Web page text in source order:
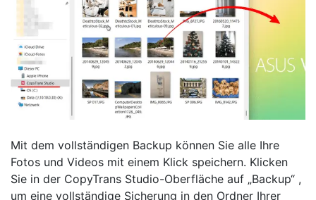
Mit dem vollständigen Backup können Sie alle Ihre
Fotos und Videos mit einem Klick speichern. Klicken
Sie in der CopyTrans Studio-Oberfläche auf „Backup“ ,
um eine vollständige Sicherung in den Ordner Ihrer